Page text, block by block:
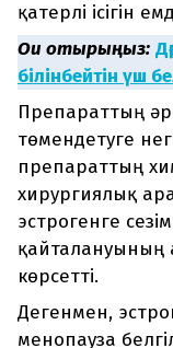
қатерлі ісігін
Оқи отырыңыз:
білінбейтін үш
Препараттың
төмендетуге
препараттың
хирургиялық
эстрогенге
қайталануының
көрсетті.
Дегенмен,
менопауза